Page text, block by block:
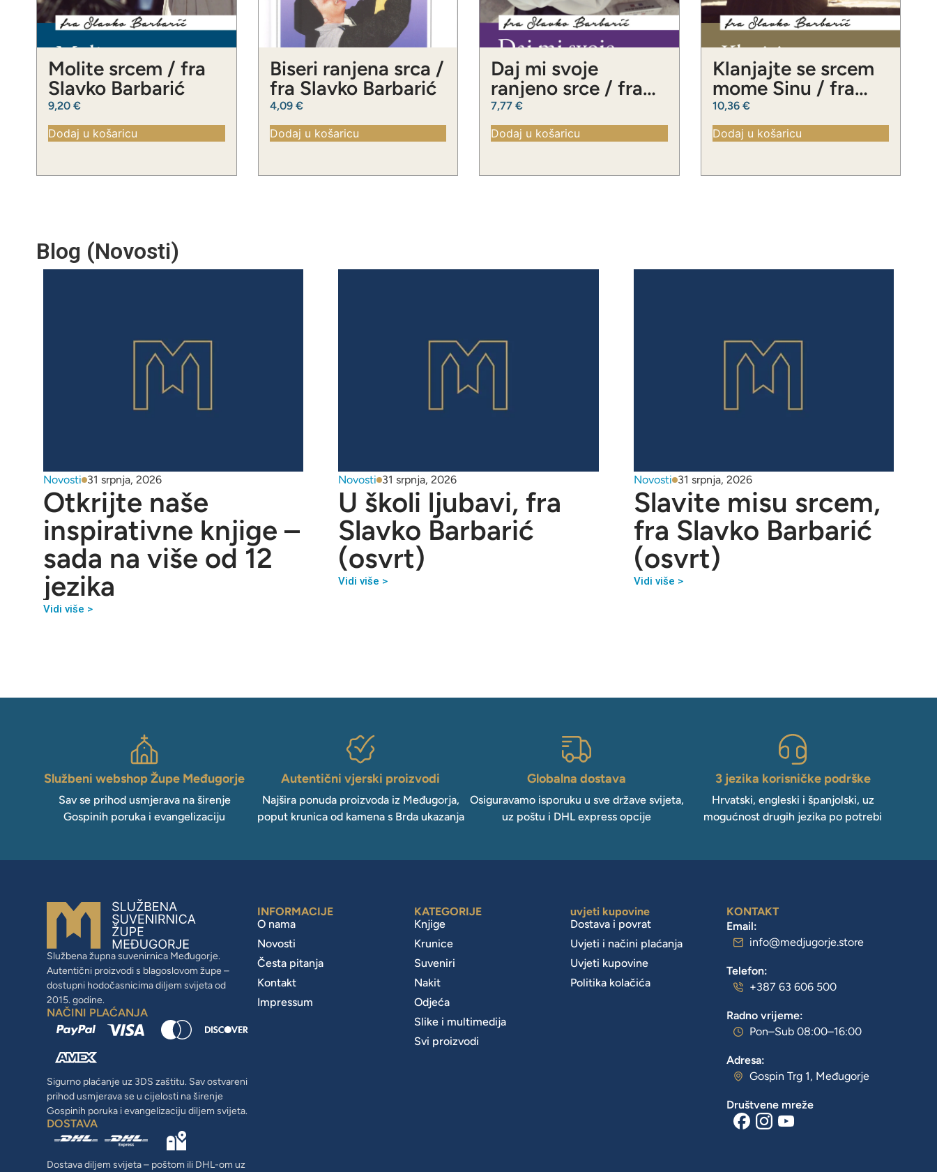
Molite srcem / fra
Slavko Barbarić
9,20 €
Dodaj u košaricu
Biseri ranjena srca /
fra Slavko Barbarić
4,09 €
Dodaj u košaricu
Daj mi svoje
ranjeno srce / fra
Slavko Barbarić
7,77 €
Dodaj u košaricu
Klanjajte se srcem
mome Sinu / fra
Slavko Barbarić
10,36 €
Dodaj u košaricu
Blog (Novosti)
Novosti 31 srpnja, 2026
Otkrijte naše
inspirativne knjige –
sada na više od 12
jezika
Vidi više >
Novosti 31 srpnja, 2026
U školi ljubavi, fra
Slavko Barbarić
(osvrt)
Vidi više >
Novosti 31 srpnja, 2026
Slavite misu srcem,
fra Slavko Barbarić
(osvrt)
Vidi više >
Službeni webshop Župe Međugorje
Sav se prihod usmjerava na širenje
Gospinih poruka i evangelizaciju
Autentični vjerski proizvodi
Najšira ponuda proizvoda iz Međugorja,
poput krunica od kamena s Brda ukazanja
Globalna dostava
Osiguravamo isporuku u sve države svijeta,
uz poštu i DHL express opcije
3 jezika korisničke podrške
Hrvatski, engleski i španjolski, uz
mogućnost drugih jezika po potrebi
Službena župna suvenirnica Međugorje.
Autentični proizvodi s blagoslovom župe –
dostupni hodočasnicima diljem svijeta od
2015. godine.
NAČINI PLAĆANJA
Sigurno plaćanje uz 3DS zaštitu. Sav ostvareni
prihod usmjerava se u cijelosti na širenje
Gospinih poruka i evangelizaciju diljem svijeta.
DOSTAVA
Dostava diljem svijeta – poštom ili DHL-om uz
INFORMACIJE
O nama
Novosti
Česta pitanja
Kontakt
Impressum
KATEGORIJE
Knjige
Krunice
Suveniri
Nakit
Odjeća
Slike i multimedija
Svi proizvodi
uvjeti kupovine
Dostava i povrat
Uvjeti i načini plaćanja
Uvjeti kupovine
Politika kolačića
KONTAKT
Email:
info@medjugorje.store
Telefon:
+387 63 606 500
Radno vrijeme:
Pon–Sub 08:00–16:00
Adresa:
Gospin Trg 1, Međugorje
Društvene mreže